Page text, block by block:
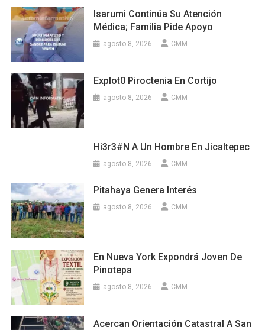
Isarumi Continúa Su Atención
Médica; Familia Pide Apoyo
agosto 8, 2026 CMM
Explot0 Piroctenia En Cortijo
agosto 8, 2026 CMM
Hi3r3#n A Un Hombre En Jicaltepec
agosto 8, 2026 CMM
Pitahaya Genera Interés
agosto 8, 2026 CMM
En Nueva York Expondrá Joven De
Pinotepa
agosto 8, 2026 CMM
Acercan Orientación Catastral A San